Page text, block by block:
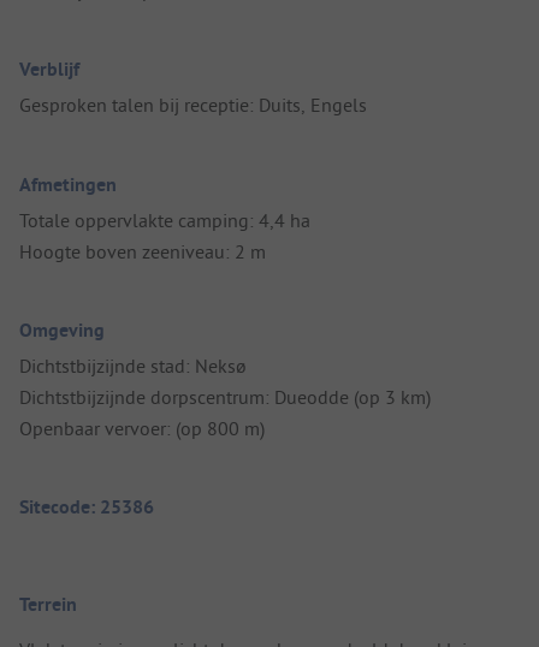
Verblijf
Gesproken talen bij receptie: Duits, Engels
Afmetingen
Totale oppervlakte camping: 4,4 ha
Hoogte boven zeeniveau: 2 m
Omgeving
Dichtstbijzijnde stad: Neksø
Dichtstbijzijnde dorpscentrum: Dueodde (op 3 km)
Openbaar vervoer: (op 800 m)
Sitecode: 25386
Terrein